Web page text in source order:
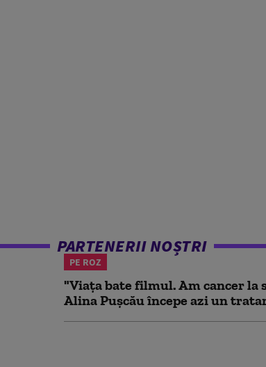
PARTENERII NOȘTRI
PE ROZ
"Viața bate filmul. Am cancer la
Alina Pușcău începe azi un